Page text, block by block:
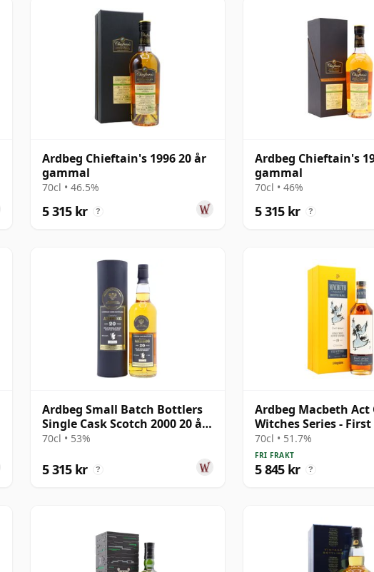
Ardbeg Chieftain's 1996 20 år
gammal
70cl • 46.5%
5 315 kr ?
Ardbeg Chieftain's
gammal
70cl • 46%
5 315 kr ?
Ardbeg Small Batch Bottlers
Single Cask Scotch 2000 20 år
gammal
70cl • 53%
5 315 kr ?
Ardbeg Macbeth Act
Witches Series -
Sin 19 år gammal
70cl • 51.7%
FRI FRAKT
5 845 kr ?